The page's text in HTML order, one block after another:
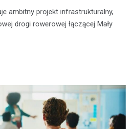
ambitny projekt infrastrukturalny,
drogi rowerowej łączącej Mały